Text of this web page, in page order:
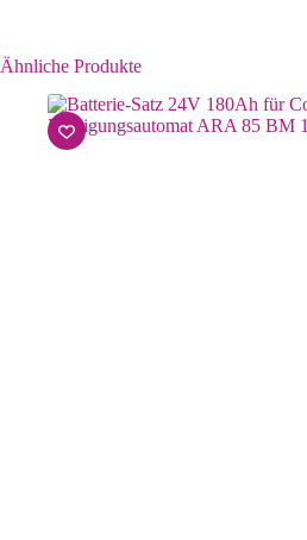
Ähnliche Produkte